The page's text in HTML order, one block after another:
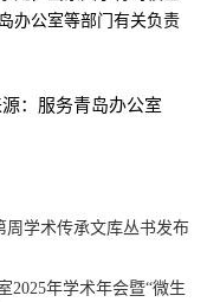
办公室等部门有关负责
：服务青岛办公室
周学术传承文库丛书发布
2025年学术年会暨“微生